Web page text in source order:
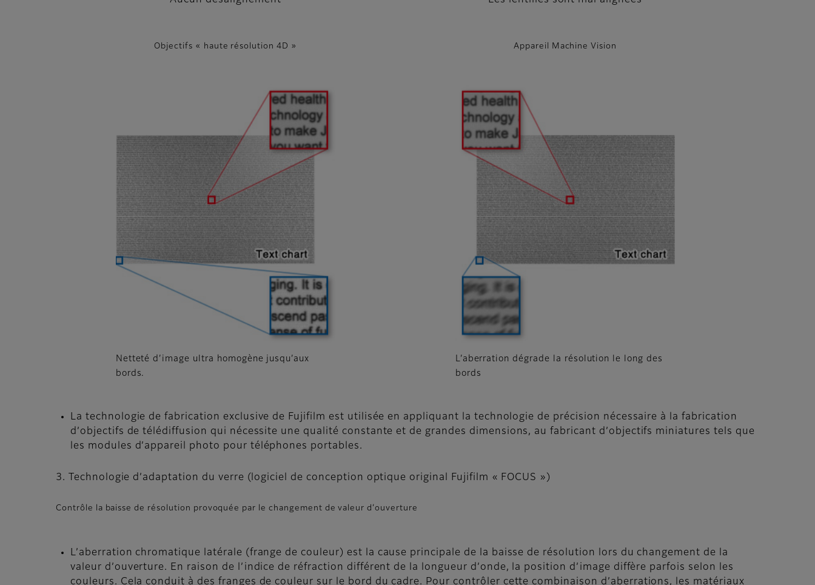
Objectifs « haute résolution 4D » Appareil Machine Vision
Netteté d’image ultra homogène jusqu’aux
bords.
L’aberration dégrade la résolution le long des
bords
La technologie de fabrication exclusive de Fujifilm est utilisée en appliquant la technologie de précision nécessaire à la fabrication
d’objectifs de télédiffusion qui nécessite une qualité constante et de grandes dimensions, au fabricant d’objectifs miniatures tels que
les modules d’appareil photo pour téléphones portables.
3. Technologie d’adaptation du verre (logiciel de conception optique original Fujifilm « FOCUS »)
Contrôle la baisse de résolution provoquée par le changement de valeur d’ouverture
L’aberration chromatique latérale (frange de couleur) est la cause principale de la baisse de résolution lors du changement de la
valeur d’ouverture. En raison de l’indice de réfraction différent de la longueur d’onde, la position d’image diffère parfois selon les
couleurs. Cela conduit à des franges de couleur sur le bord du cadre. Pour contrôler cette combinaison d’aberrations, les matériaux